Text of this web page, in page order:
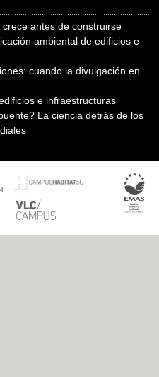
antes de construirse
ambiental de edificios e
cuando la divulgación en
e infraestructuras
La ciencia detrás de los